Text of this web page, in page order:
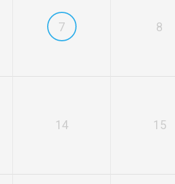
7 8
14 15